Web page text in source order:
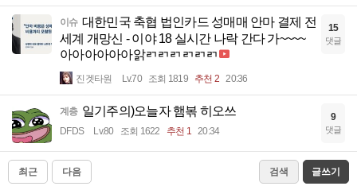
이슈 대한민국 축협 법인카드 성매매 안마 결제 전
세계 개망신 - 이야 18 실시간 나락 간다 가~~~~
아아아아아아앍ㄺㄺㄺㄺㄺㄺ
진겟타원 Lv.70 조회 1819 추천 2 20:36
15
댓글
계층 일기주의)오늘자 햄볶 히오쓰
DFDS Lv.80 조회 1622 추천 1 20:34
9
댓글
최근 다음 검색 글쓰기